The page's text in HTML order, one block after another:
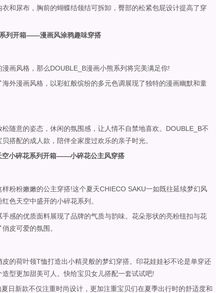
和尿布，胸前的蝴蝶结领结可拆卸，臀部的松紧包屁设计提高了穿
列开箱——漫画风涂鸦趣味穿搭
风格，那么DOUBLE_B漫画小熊系列将完美满足你!
漫画风格，以彩虹般缤纷的多元色调展现了独特的漫画幽默和童
意的姿态，休闲的氛围感，让人情不自禁地喜欢。DOUBLE_B不
搭配的成人款，陪伴全家度过欢乐的亲子时光。
小碎花系列开箱——小碎花公主风穿搭
粉嫩嫩的公主穿搭!这个夏天CHIECO SAKU一如既往延续梦幻风
色天空中盛开的小碎花系列。
的优质面料展现了品牌的气质与韵味。花朵形状的亮粉纽扣与花
皮可爱的氛围。
荷叶领T恤打造出小精灵般的梦幻穿搭。印花娃娃衫不论是单穿还
型更加甜美可人。快给宝贝女儿搭配一套试试吧!
新款不仅注重时尚设计，更加注重宝贝们在夏季出行时的舒适度和